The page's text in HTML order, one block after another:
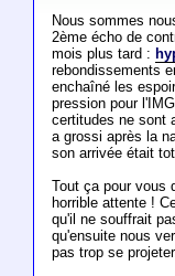
Nous sommes
2ème écho de
mois plus tard :
rebondissements
enchaîné les
pression pour
certitudes ne sont
a grossi après la
son arrivée était
Tout ça pour vous
horrible attente !
qu'il ne souffrait
qu'ensuite nous
pas trop se